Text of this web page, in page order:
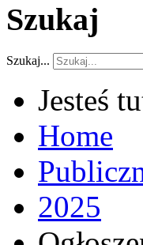
Szukaj
Szukaj...
Jesteś
Home
2025